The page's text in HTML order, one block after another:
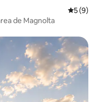
5 de
5 (9)
de Magnolta